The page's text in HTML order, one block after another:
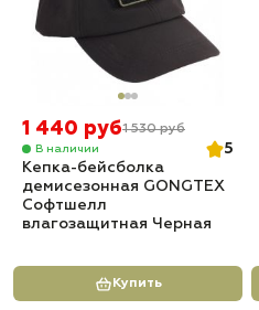
1 440 руб1 530 руб
В наличии
5
Кепка-бейсболка
демисезонная GONGTEX
Софтшелл
влагозащитная Черная
Купить